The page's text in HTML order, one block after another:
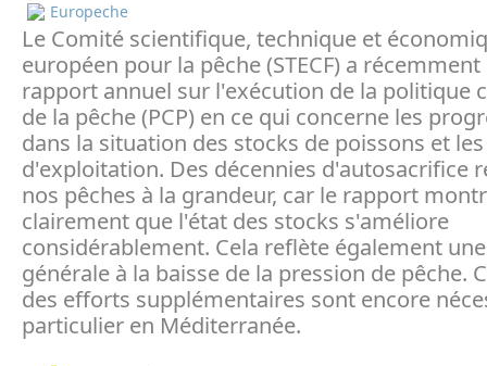
Europeche
Le Comité scientifique, technique et
européen pour la pêche (STECF) a
rapport annuel sur l'exécution de la politique
de la pêche (PCP) en ce qui concerne les
dans la situation des stocks de poissons et
d'exploitation. Des décennies d'autosacrifice
nos pêches à la grandeur, car le rapport
clairement que l'état des stocks s'améliore
considérablement. Cela reflète également
générale à la baisse de la pression de pêche.
des efforts supplémentaires sont encore
particulier en Méditerranée.